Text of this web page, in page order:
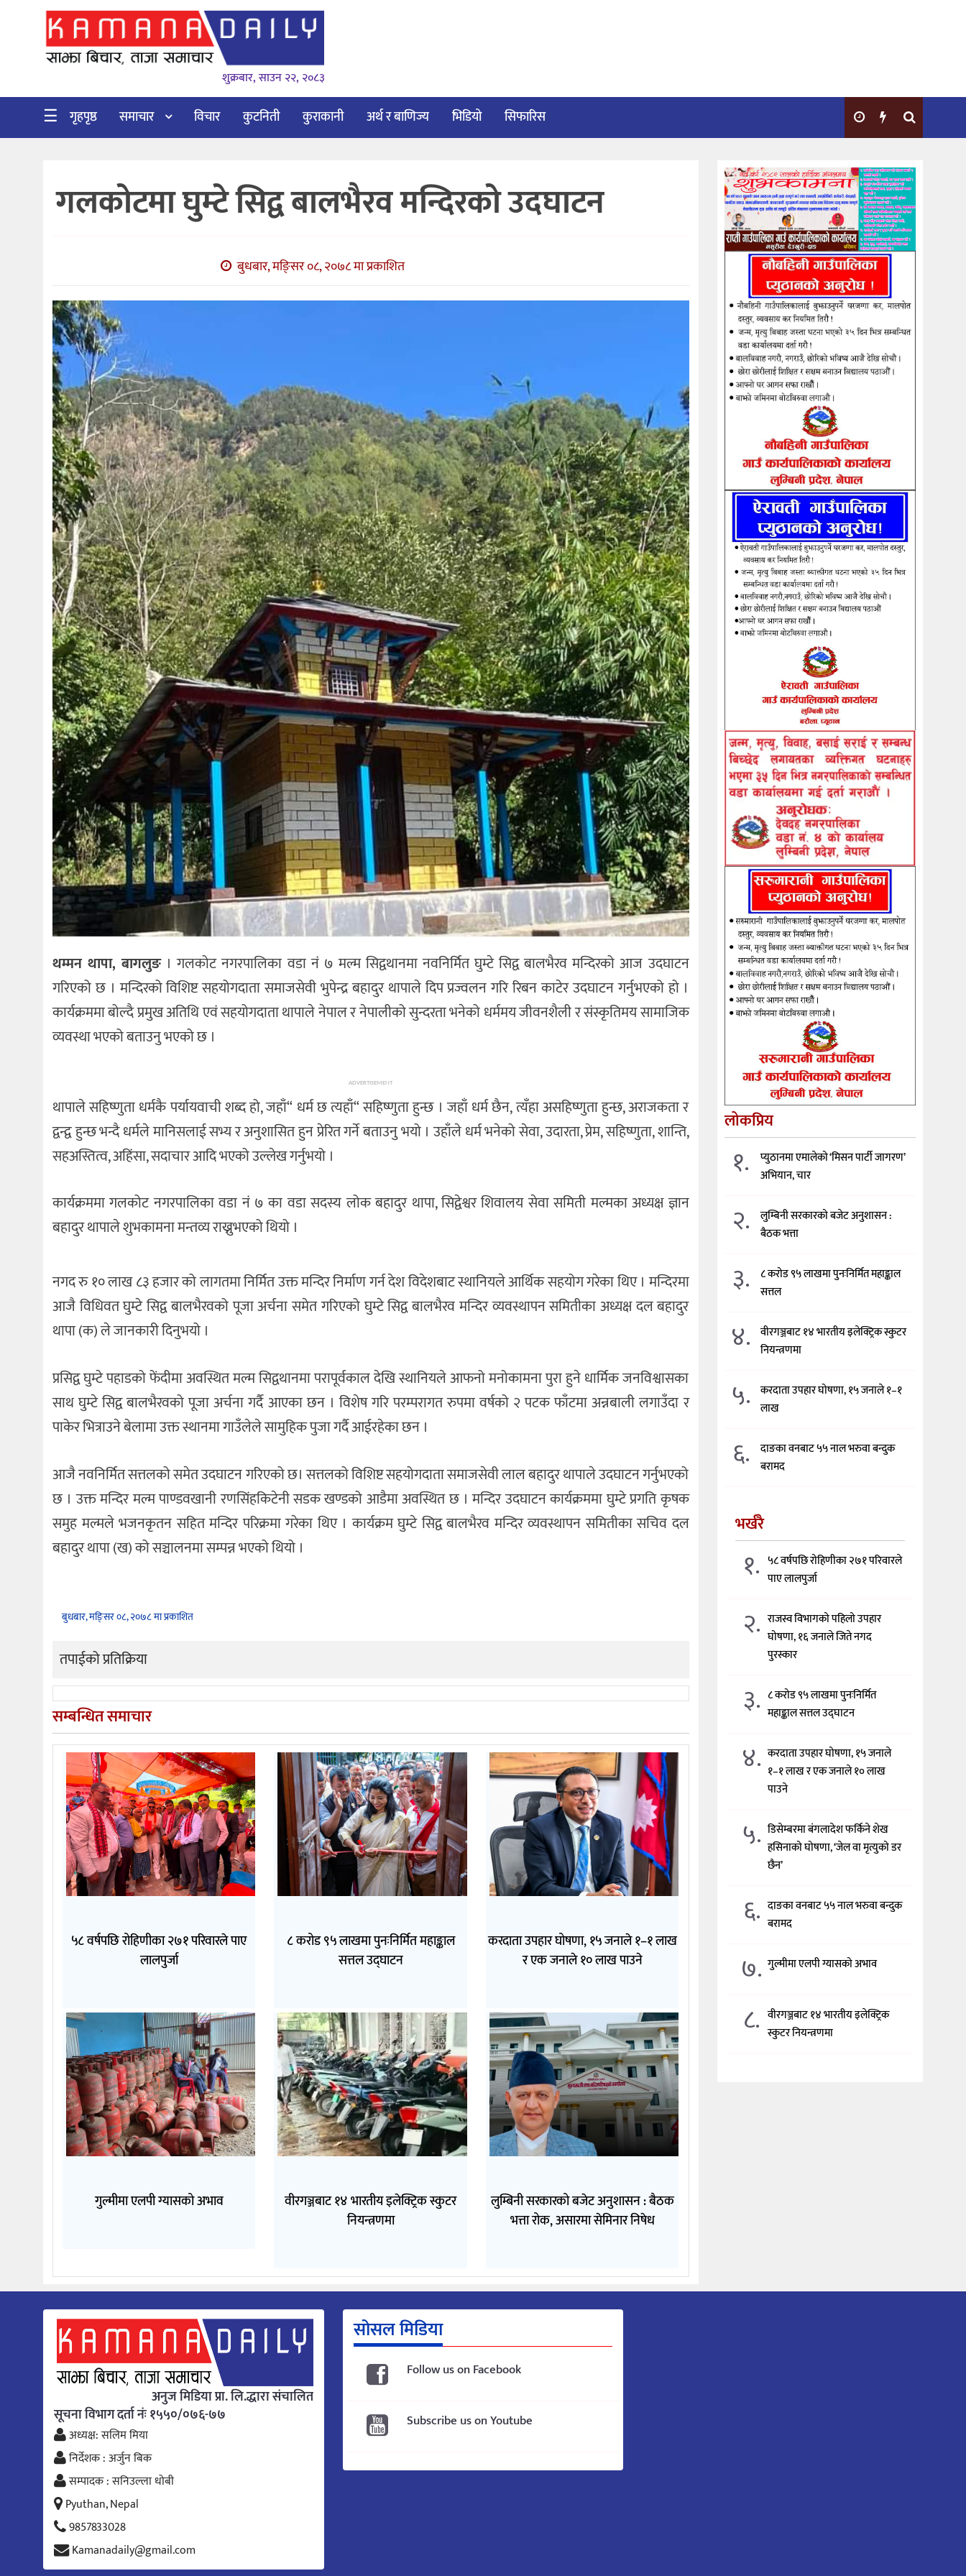
गृहपृष्ठ
विचार
कुटनिती
सिफारिस
शुक्रबार, साउन २२, २०८३
☰ गृहपृष्ठ समाचार विचार कुटनिती कुराकानी अर्थ र बाणिज्य भिडियो सिफारिस
गलकोटमा घुम्टे सिद्व बालभैरव मन्दिरको उदघाटन
बुधबार, मङि्सर ०८, २०७८ मा प्रकाशित
थम्मन थापा, बागलुङ। गलकोट नगरपालिका वडा नं ७ मल्म सिद्वथानमा नवनिर्मित घुम्टे सिद्व बालभैरव मन्दिरको आज उदघाटन
गरिएको छ । मन्दिरको विशिष्ट सहयोगदाता समाजसेवी भुपेन्द्र बहादुर थापाले दिप प्रज्वलन गरि रिबन काटेर उदघाटन गर्नुभएको हो ।
कार्यक्रममा बोल्दै प्रमुख अतिथि एवं सहयोगदाता थापाले नेपाल र नेपालीको सुन्दरता भनेको धर्ममय जीवनशैली र संस्कृतिमय सामाजिक
व्यवस्था भएको बताउनु भएको छ ।
ADVERTISEMENT
थापाले सहिष्णुता धर्मकै पर्यायवाची शब्द हो, जहाँ“ धर्म छ त्यहाँ“ सहिष्णुता हुन्छ । जहाँ धर्म छैन, त्यँहा असहिष्णुता हुन्छ, अराजकता र
द्वन्द्व हुन्छ भन्दै धर्मले मानिसलाई सभ्य र अनुशासित हुन प्रेरित गर्ने बताउनु भयो । उहाँले धर्म भनेको सेवा, उदारता, प्रेम, सहिष्णुता, शान्ति,
सहअस्तित्व, अहिंसा, सदाचार आदि भएको उल्लेख गर्नुभयो ।
कार्यक्रममा गलकोट नगरपालिका वडा नं ७ का वडा सदस्य लोक बहादुर थापा, सिद्वेश्वर शिवालय सेवा समिती मल्मका अध्यक्ष ज्ञान
बहादुर थापाले शुभकामना मन्तव्य राख्नुभएको थियो ।
नगद रु १० लाख ८३ हजार को लागतमा निर्मित उक्त मन्दिर निर्माण गर्न देश विदेशबाट स्थानियले आर्थिक सहयोग गरेका थिए । मन्दिरमा
आजै विधिवत घुम्टे सिद्व बालभैरवको पूजा अर्चना समेत गरिएको घुम्टे सिद्व बालभैरव मन्दिर व्यवस्थापन समितीका अध्यक्ष दल बहादुर
थापा (क) ले जानकारी दिनुभयो ।
प्रसिद्व घुम्टे पहाडको फेंदीमा अवस्थित मल्म सिद्वथानमा परापूर्वकाल देखि स्थानियले आफनो मनोकामना पुरा हुने धार्मिक जनविश्वासका
साथ घुम्टे सिद्व बालभैरवको पूजा अर्चना गर्दै आएका छन । विशेष गरि परम्परागत रुपमा वर्षको २ पटक फाँटमा अन्नबाली लगाउँदा र
पाकेर भित्राउने बेलामा उक्त स्थानमा गाउँलेले सामुहिक पुजा गर्दै आईरहेका छन ।
आजै नवनिर्मित सत्तलको समेत उदघाटन गरिएको छ। सत्तलको विशिष्ट सहयोगदाता समाजसेवी लाल बहादुर थापाले उदघाटन गर्नुभएको
छ । उक्त मन्दिर मल्म पाण्डवखानी रणसिंहकिटेनी सडक खण्डको आडैमा अवस्थित छ । मन्दिर उदघाटन कार्यक्रममा घुम्टे प्रगति कृषक
समुह मल्मले भजनकृतन सहित मन्दिर परिक्रमा गरेका थिए । कार्यक्रम घुम्टे सिद्व बालभैरव मन्दिर व्यवस्थापन समितीका सचिव दल
बहादुर थापा (ख) को सञ्चालनमा सम्पन्न भएको थियो ।
बुधबार, मङि्सर ०८, २०७८ मा प्रकाशित
तपाईको प्रतिक्रिया
सम्बन्धित समाचार
५८ वर्षपछि रोहिणीका २७१ परिवारले पाए
लालपुर्जा
८ करोड ९५ लाखमा पुनःनिर्मित महाङ्काल
सत्तल उद्घाटन
करदाता उपहार घोषणा, १५ जनाले १–१ लाख
र एक जनाले १० लाख पाउने
गुल्मीमा एलपी ग्यासको अभाव
वीरगञ्जबाट १४ भारतीय इलेक्ट्रिक स्कुटर
नियन्त्रणमा
लुम्बिनी सरकारको बजेट अनुशासन : बैठक
भत्ता रोक, असारमा सेमिनार निषेध
लोकप्रिय
१.
प्युठानमा एमालेको ‘मिसन पार्टी जागरण’
अभियान, चार
२.
लुम्बिनी सरकारको बजेट अनुशासन :
बैठक भत्ता
३.
८ करोड ९५ लाखमा पुनःनिर्मित महाङ्काल
सत्तल
४.
वीरगञ्जबाट १४ भारतीय इलेक्ट्रिक स्कुटर
नियन्त्रणमा
५.
करदाता उपहार घोषणा, १५ जनाले १–१
लाख
६.
दाङका वनबाट ५५ नाल भरुवा बन्दुक
बरामद
भर्खरै
१. ५८ वर्षपछि रोहिणीका २७१ परिवारले
पाए लालपुर्जा
२. राजस्व विभागको पहिलो उपहार
घोषणा, १६ जनाले जिते नगद
पुरस्कार
३. ८ करोड ९५ लाखमा पुनःनिर्मित
महाङ्काल सत्तल उद्घाटन
४. करदाता उपहार घोषणा, १५ जनाले
१–१ लाख र एक जनाले १० लाख
पाउने
५. डिसेम्बरमा बंगलादेश फर्किने शेख
हसिनाको घोषणा, ‘जेल वा मृत्युको डर
छैन’
६. दाङका वनबाट ५५ नाल भरुवा बन्दुक
बरामद
७. गुल्मीमा एलपी ग्यासको अभाव
८. वीरगञ्जबाट १४ भारतीय इलेक्ट्रिक
स्कुटर नियन्त्रणमा
अनुज मिडिया प्रा. लि.द्धारा संचालित
सूचना विभाग दर्ता नंः १५५०/०७६-७७
अध्यक्ष: सलिम मिया
निर्देशक : अर्जुन बिक
सम्पादक : सनिउल्ला धोबी
Pyuthan, Nepal
9857833028
Kamanadaily@gmail.com
सोसल मिडिया
Follow us on Facebook
Subscribe us on Youtube